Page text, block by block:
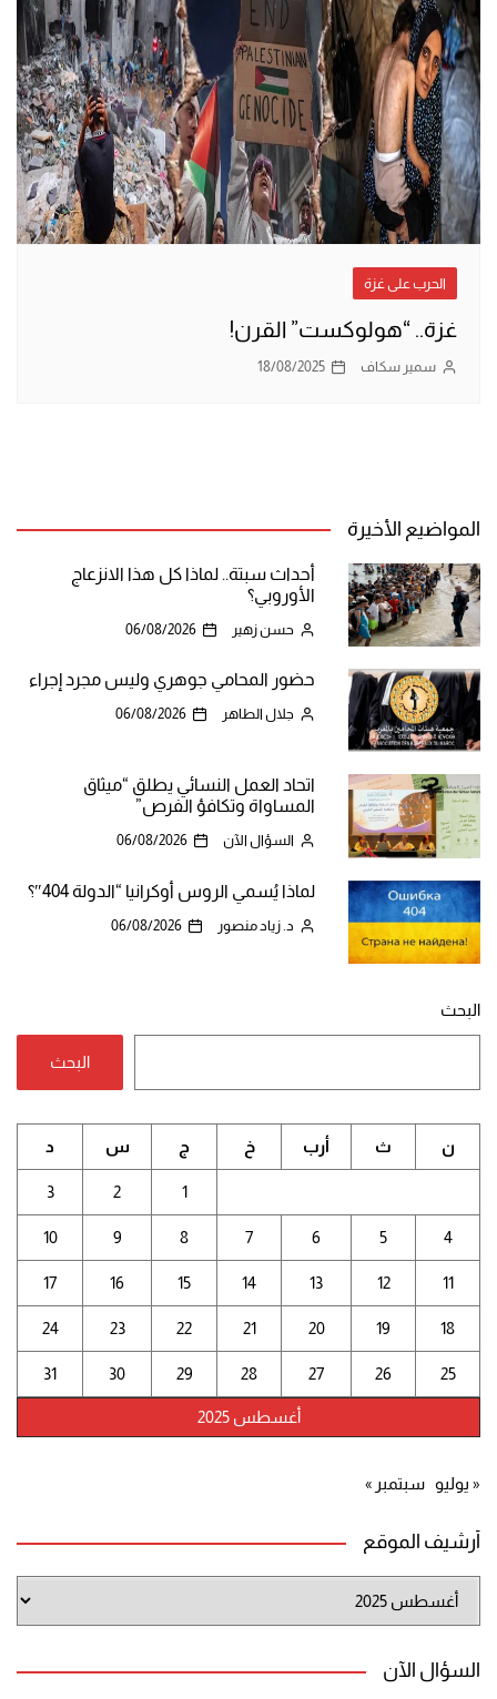
الحرب على غزة
غزة.. “هولوكست” القرن!
سمير سكاف 18/08/2025
المواضيع الأخيرة
أحداث سبتة.. لماذا كل هذا الانزعاج
الأوروبي؟
حسن زهير 06/08/2026
حضور المحامي جوهري وليس مجرد إجراء
جلال الطاهر 06/08/2026
اتحاد العمل النسائي يطلق “ميثاق
المساواة وتكافؤ الفرص”
السؤال الآن 06/08/2026
لماذا يُسمي الروس أوكرانيا “الدولة 404″؟
د. زياد منصور 06/08/2026
البحث
البحث
أغسطس 2025
ن ث أرب خ ج س د
1
2
3
4
5
6
7
8
9
10
11
12
13
14
15
16
17
18
19
20
21
22
23
24
25
26
27
28
29
30
31
« يوليو سبتمبر »
أرشيف الموقع
أرشيف
السؤال الآن